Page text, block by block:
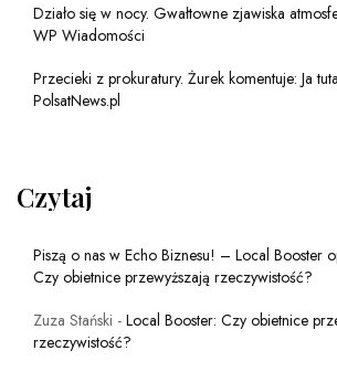
Działo się w nocy. Gwałtowne zjawiska
WP Wiadomości
Przecieki z prokuratury. Żurek komentuje: Ja
PolsatNews.pl
Czytaj
Piszą o nas w Echo Biznesu! – Local Booster
Czy obietnice przewyższają rzeczywistość?
Zuza Stański - Local Booster: Czy obietnice
rzeczywistość?